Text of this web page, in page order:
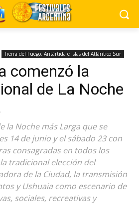
Tierra del Fuego, Antártida e Islas del Atlántico Sur
comenzó la
de La Noche
la Noche más Larga que se
14 de junio y el sábado 23 con
consagradas en todos los
tradicional elección del
de la Ciudad, la transmisión
y Ushuaia como escenario de
sociales, recreativas y